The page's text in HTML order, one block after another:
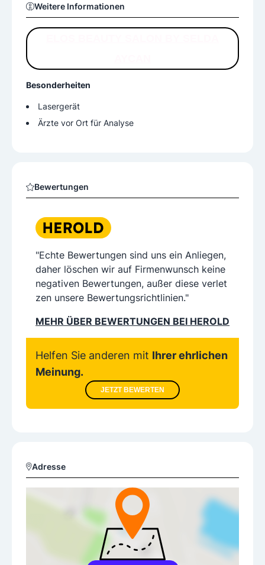
Weitere Informationen
Besonderheiten
Lasergerät
Ärzte vor Ort für Analyse
Bewertungen
"Echte Bewertungen sind uns ein Anliegen,
daher löschen wir auf Firmenwunsch keine
negativen Bewertungen, außer diese verlet
zen unsere Bewertungsrichtlinien."
MEHR ÜBER BEWERTUNGEN BEI HEROLD
Helfen Sie anderen mit Ihrer ehrlichen
Meinung.
JETZT BEWERTEN
Adresse